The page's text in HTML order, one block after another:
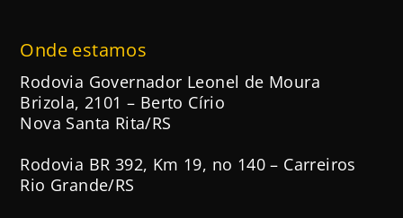
Onde estamos
Rodovia Governador Leonel de Moura
Brizola, 2101 – Berto Círio
Nova Santa Rita/RS
Rodovia BR 392, Km 19, no 140 – Carreiros
Rio Grande/RS